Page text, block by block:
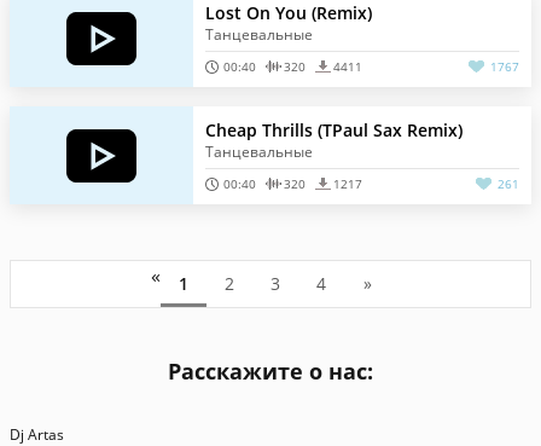
Lost On You (Remix)
Танцевальные
00:40 320 4411 1767
Cheap Thrills (TPaul Sax Remix)
Танцевальные
00:40 320 1217 261
« 1 2 3 4 »
Расскажите о нас:
Dj Artas